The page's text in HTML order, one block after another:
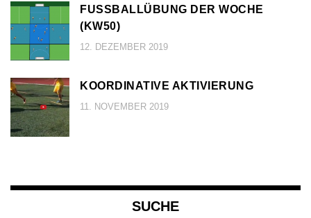
FUSSBALLÜBUNG DER WOCHE (
KW50)
12. DEZEMBER 2019
KOORDINATIVE AKTIVIERUNG
11. NOVEMBER 2019
SUCHE